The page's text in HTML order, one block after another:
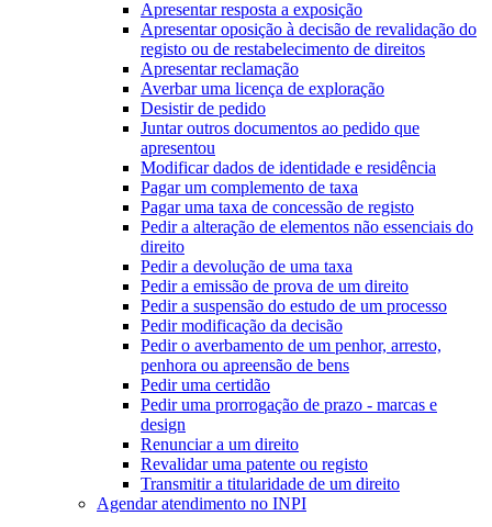
Apresentar resposta a exposição
Apresentar oposição à decisão de revalidação do
registo ou de restabelecimento de direitos
Apresentar reclamação
Averbar uma licença de exploração
Desistir de pedido
Juntar outros documentos ao pedido que
apresentou
Modificar dados de identidade e residência
Pagar um complemento de taxa
Pagar uma taxa de concessão de registo
Pedir a alteração de elementos não essenciais do
direito
Pedir a devolução de uma taxa
Pedir a emissão de prova de um direito
Pedir a suspensão do estudo de um processo
Pedir modificação da decisão
Pedir o averbamento de um penhor, arresto,
penhora ou apreensão de bens
Pedir uma certidão
Pedir uma prorrogação de prazo - marcas e
design
Renunciar a um direito
Revalidar uma patente ou registo
Transmitir a titularidade de um direito
Agendar atendimento no INPI